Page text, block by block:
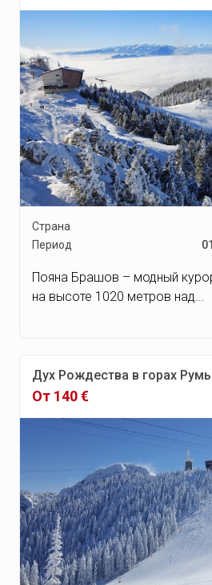
Страна
Период
Пояна Брашов – модный
на высоте 1020 метров над...
Дух Рождества в горах
От 140 €